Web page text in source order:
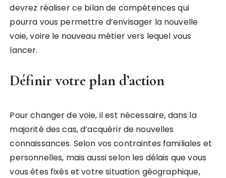
devrez réaliser ce bilan de compétences qui
pourra vous permettre d’envisager la nouvelle
voie, voire le nouveau métier vers lequel vous
lancer.
Définir votre plan d’action
Pour changer de voie, il est nécessaire, dans la
majorité des cas, d’acquérir de nouvelles
connaissances. Selon vos contraintes familiales et
personnelles, mais aussi selon les délais que vous
vous êtes fixés et votre situation géographique,